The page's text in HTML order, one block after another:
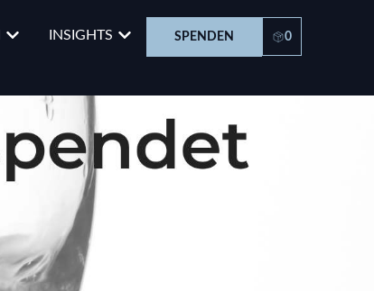
INSIGHTS SPENDEN 0